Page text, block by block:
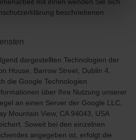
mit ihnen wenden Sie sich
beschriebenen
dargestellten Technologien der
House, Barrow Street, Dublin 4,
die Google Technologien
über Ihre Nutzung unserer
an einen Server der Google LLC,
Mountain View, CA 94043, USA
Soweit bei den einzelnen
angegeben ist, erfolgt die